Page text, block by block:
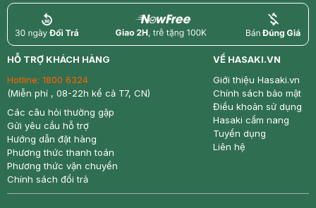
return nowfree price
HỖ TRỢ KHÁCH HÀNG
Hotline: 1800 6324
(Miễn phí , 08-22h kể cả T7, CN)
Các câu hỏi thường gặp
Gửi yêu cầu hỗ trợ
Hướng dẫn đặt hàng
Phương thức thanh toán
Phương thức vận chuyển
Chính sách đổi trả
VỀ HASAKI.VN
Giới thiệu Hasaki.vn
Chính sách bảo mật
Điều khoản sử dụng
Hasaki cẩm nang
Tuyển dụng
Liên hệ